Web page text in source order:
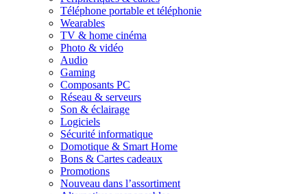
Téléphone portable et téléphonie
Wearables
TV & home cinéma
Photo & vidéo
Audio
Gaming
Composants PC
Réseau & serveurs
Son & éclairage
Logiciels
Sécurité informatique
Domotique & Smart Home
Bons & Cartes cadeaux
Promotions
Nouveau dans l’assortiment